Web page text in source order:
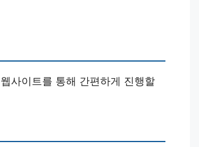
사이트를 통해 간편하게 진행할